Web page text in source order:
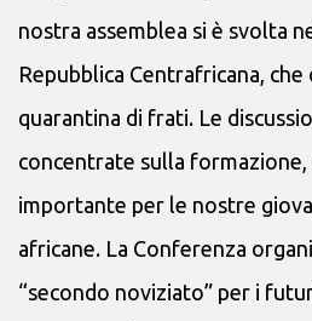
nostra assemblea si è svolta
Repubblica Centrafricana, che
quarantina di frati. Le
concentrate sulla formazione,
importante per le nostre
africane. La Conferenza
“secondo noviziato” per i